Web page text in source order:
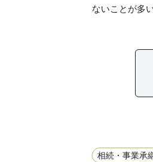
ないことが多い
相続・事業承